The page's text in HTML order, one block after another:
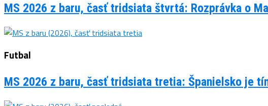
MS 2026 z baru, časť tridsiata štvrtá: Rozprávka o
Futbal
MS 2026 z baru, časť tridsiata tretia: Španielsko je